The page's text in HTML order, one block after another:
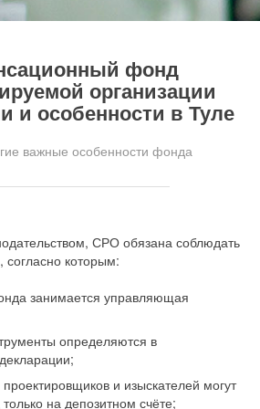
фонд
организации
и особенности в Туле
важные особенности фонда
СРО обязана соблюдать
которым:
занимается управляющая
определяются в
и изыскателей могут
на депозитном счёте;